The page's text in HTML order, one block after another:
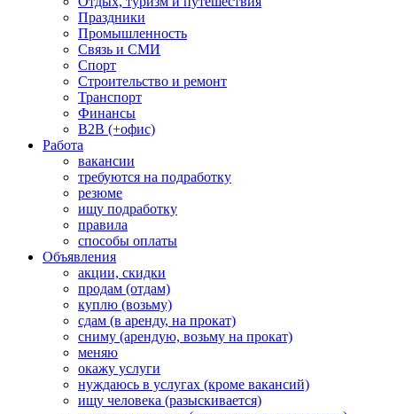
Праздники
Промышленность
Связь и СМИ
Спорт
Строительство и ремонт
Транспорт
Финансы
B2B (+офис)
Работа
вакансии
требуются на подработку
резюме
ищу подработку
правила
способы оплаты
Объявления
акции, скидки
продам (отдам)
куплю (возьму)
сдам (в аренду, на прокат)
сниму (арендую, возьму на прокат)
меняю
окажу услуги
нуждаюсь в услугах (кроме вакансий)
ищу человека (разыскивается)